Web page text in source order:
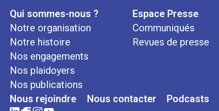
Qui sommes-nous ?
Notre organisation
Notre histoire
Nos engagements
Nos plaidoyers
Nos publications
Espace Presse
Communiqués
Revues de presse
Nous rejoindre Nous contacter Podcasts